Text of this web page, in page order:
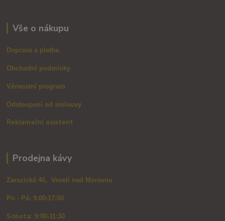
Vše o nákupu
Doprava a platba
Obchodní podmínky
Věrnostní program
Odstoupení od smlouvy
Reklamační asistent
Prodejna kávy
Zarazická 46, Veselí nad Moravou
Po - Pá: 9:00-17:00
Sobota: 9:00-11:30